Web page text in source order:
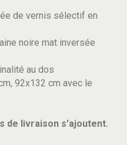
de vernis sélectif en
noire mat inversée
au dos
92x132 cm avec le
de livraison s'ajoutent.